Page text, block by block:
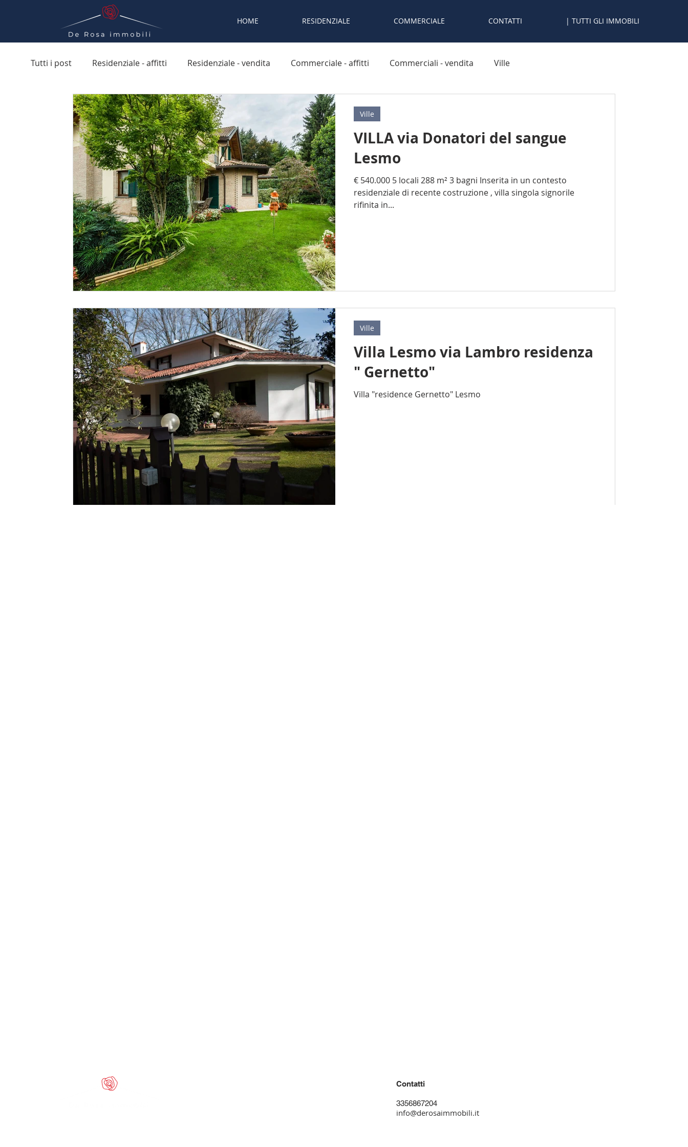
HOME RESIDENZIALE COMMERCIALE CONTATTI | TUTTI GLI IMMOBILI
Tutti i post Residenziale - affitti Residenziale - vendita Commerciale - affitti Commerciali - vendita Ville
VILLA via Donatori del sangue
Lesmo
€ 540.000 5 locali 288 m² 3 bagni Inserita in un contesto
residenziale di recente costruzione , villa singola signorile
rifinita in...
Ville
Villa Lesmo via Lambro residenza
" Gernetto"
Villa "residence Gernetto" Lesmo
Ville
Contatti
3356867204
info@derosaimmobili.it